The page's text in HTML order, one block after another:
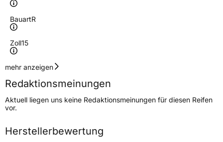
BauartR
Zoll15
Geschwindigkeitsindex
Höchstgeschwindigkeit
190 km/h
Lastindex95
Höchstlast690 kg
mehr anzeigen
Redaktionsmeinungen
Aktuell liegen uns keine Redaktionsmeinungen für diesen Reifen
vor.
Herstellerbewertung